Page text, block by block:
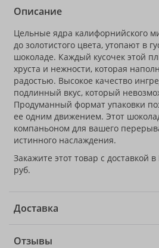
Описание
Цельные ядра калифорнийского
до золотистого цвета, утопают в
шоколаде. Каждый кусочек этой
хруста и нежности, которая
радостью. Высокое качество
подлинный вкус, который
Продуманный формат упаковки
ее одним движением. Этот
компаньоном для вашего
истинного наслаждения.
Закажите этот товар с доставкой
руб.
Доставка
Отзывы